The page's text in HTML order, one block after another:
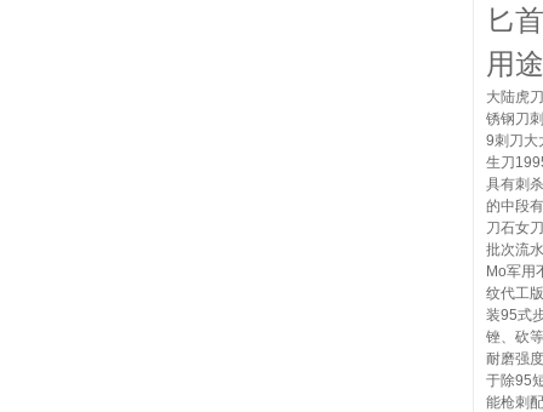
匕
用
大陆虎
锈钢刀
9刺刀大
生刀
具有刺
的中段
刀石女
批次流
Mo军用
纹代工
装95式
锉、砍
耐磨强
于除95
能枪刺